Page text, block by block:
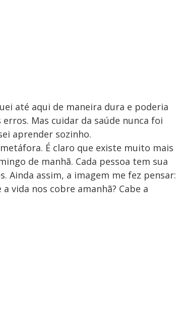
até aqui de maneira dura e poderia
Mas cuidar da saúde nunca foi
aprender sozinho.
É claro que existe muito mais
de manhã. Cada pessoa tem sua
Ainda assim, a imagem me fez pensar:
vida nos cobre amanhã? Cabe a